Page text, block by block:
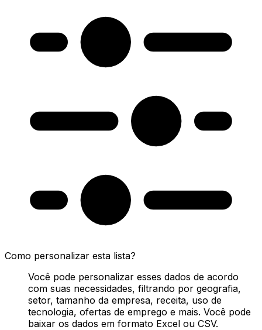
Como personalizar esta lista?
Você pode personalizar esses dados de acordo
com suas necessidades, filtrando por geografia,
setor, tamanho da empresa, receita, uso de
tecnologia, ofertas de emprego e mais. Você pode
baixar os dados em formato Excel ou CSV.